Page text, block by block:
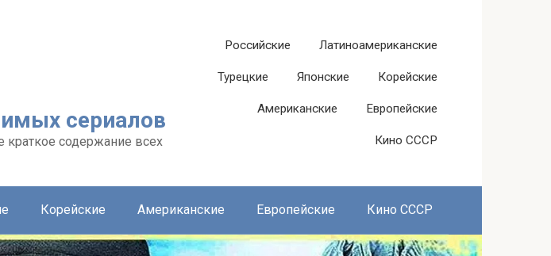
сериалов
содержание всех
Российские Латиноамериканские
Турецкие Японские Корейские
Американские Европейские
Кино СССР
Корейские Американские Европейские Кино СССР